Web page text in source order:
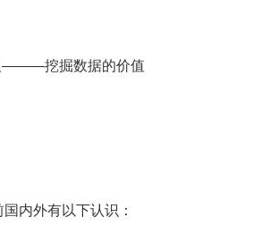
挖掘数据的价值
内外有以下认识：